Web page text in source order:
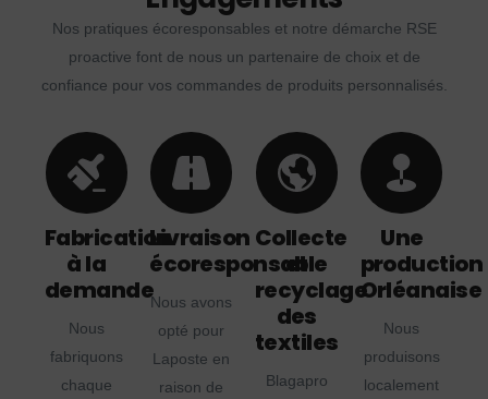
Nos pratiques écoresponsables et notre démarche RSE
proactive font de nous un partenaire de choix et de
confiance pour vos commandes de produits personnalisés.
Fabrication
à la
demande
Nous
fabriquons
chaque
Livraison
écoresponsable
Nous avons
opté pour
Laposte en
raison de
Collecte
et
recyclage
des
textiles
Blagapro
Une
production
Orléanaise
Nous
produisons
localement